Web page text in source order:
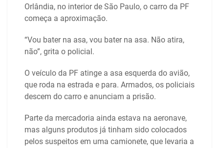
Orlândia, no interior de São Paulo, o carro da PF
começa a aproximação.
“Vou bater na asa, vou bater na asa. Não atira,
não”, grita o policial.
O veículo da PF atinge a asa esquerda do avião,
que roda na estrada e para. Armados, os policiais
descem do carro e anunciam a prisão.
Parte da mercadoria ainda estava na aeronave,
mas alguns produtos já tinham sido colocados
pelos suspeitos em uma camionete, que levaria a